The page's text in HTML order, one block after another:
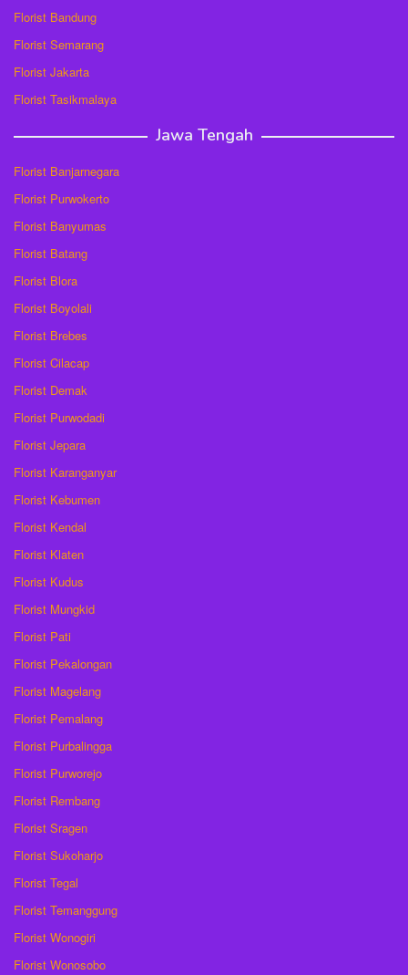
Florist Bandung
Florist Semarang
Florist Jakarta
Florist Tasikmalaya
Jawa Tengah
Florist Banjarnegara
Florist Purwokerto
Florist Banyumas
Florist Batang
Florist Blora
Florist Boyolali
Florist Brebes
Florist Cilacap
Florist Demak
Florist Purwodadi
Florist Jepara
Florist Karanganyar
Florist Kebumen
Florist Kendal
Florist Klaten
Florist Kudus
Florist Mungkid
Florist Pati
Florist Pekalongan
Florist Magelang
Florist Pemalang
Florist Purbalingga
Florist Purworejo
Florist Rembang
Florist Sragen
Florist Sukoharjo
Florist Tegal
Florist Temanggung
Florist Wonogiri
Florist Wonosobo